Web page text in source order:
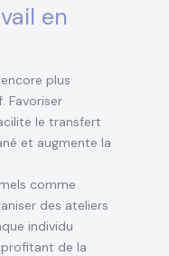
en
plus
Favoriser
le transfert
et augmente la
comme
des ateliers
individu
de la